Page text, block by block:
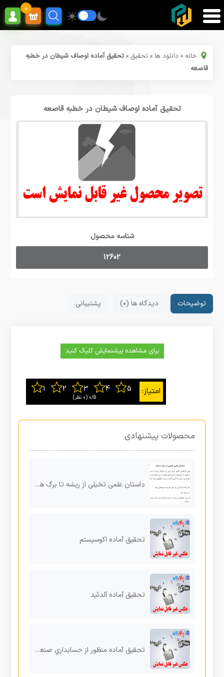
0
خانه » دانلود ها » تحقیق »تحقیق آماده اوصاف شیطان در خطبه
قاصعه
تحقیق آماده اوصاف شیطان در خطبه قاصعه
شناسه محصول
12602
توضیحات دیدگاه ها (0) پشتیبانی
برای مشاهده پیشنمایش کلیک کنید
0/5 ‫(0 نظر)
محصولات پیشنهادی
داستان علمی تخیلی از ریشه تا برگ همراه با عکس
تحقیق آماده اکوسیستم
تحقیق آماده آلدئید
تحقیق آماده منظور از حسابداري صنعتی چیست؟